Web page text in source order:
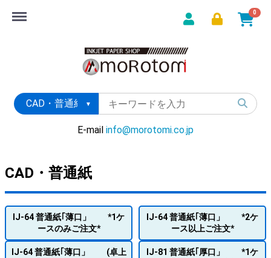
0
E-mail info@morotomi.co.jp
Menu
CAD・普通紙
IJ-64 普通紙｢薄口」 *1ケ
ースのみご注文*
IJ-64 普通紙｢薄口」 *2ケ
ース以上ご注文*
IJ-64 普通紙｢薄口」 (卓上
IJ-81 普通紙｢厚口」 *1ケ